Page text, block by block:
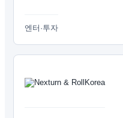
엔터·투자